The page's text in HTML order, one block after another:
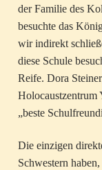
der Familie des
besuchte das
wir indirekt
diese Schule
Reife. Dora
Holocaustzentrum
„beste
Die einzigen
Schwestern